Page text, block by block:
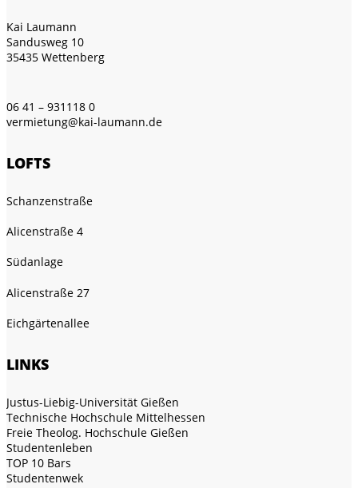
Kai Laumann
Sandusweg 10
35435 Wettenberg
06 41 – 931118 0
vermietung@kai-laumann.de
LOFTS
Schanzenstraße
Alicenstraße 4
Südanlage
Alicenstraße 27
Eichgärtenallee
LINKS
Justus-Liebig-Universität Gießen
Technische Hochschule Mittelhessen
Freie Theolog. Hochschule Gießen
Studentenleben
TOP 10 Bars
Studentenwek